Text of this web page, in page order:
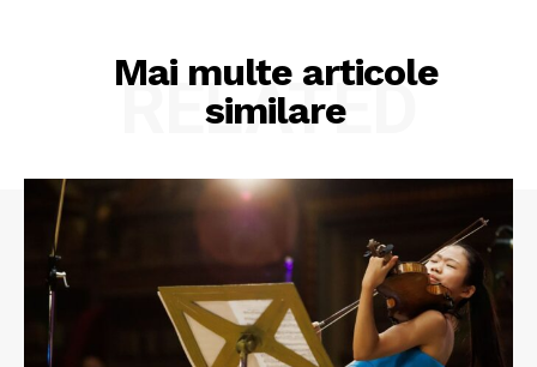
Mai multe articole
similare
RELATED